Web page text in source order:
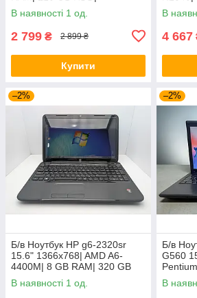
В наявності 1 од.
2 799 ₴ 2 899 ₴
Купити
HDD| HD
В
4 667
–2%
Б/в Ноутбук HP g6-2320sr
15.6" 1366x768| AMD A6-
4400M| 8 GB RAM| 320 GB
HDD| Radeon HD 7520G
В наявності 1 од.
–2%
Б/в
G560
120 GB
В